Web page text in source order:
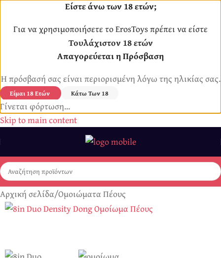
Είστε άνω των 18 ετών;
Για να χρησιμοποιήσετε το ErosToys πρέπει να είστε
Τουλάχιστον 18 ετών
Απαγορεύεται η Πρόσβαση
Η πρόσβασή σας είναι περιορισμένη λόγω της ηλικίας σας.
Είμαι 18 Ετών Κάτω Των 18
Γίνεται φόρτωση...
Skip to main content
Αρχική σελίδα/Ομοιώματα Πέους